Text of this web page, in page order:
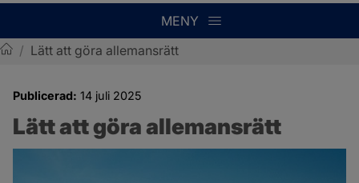
MENY
/ Lätt att göra allemansrätt
Publicerad: 14 juli 2025
Lätt att göra allemansrätt